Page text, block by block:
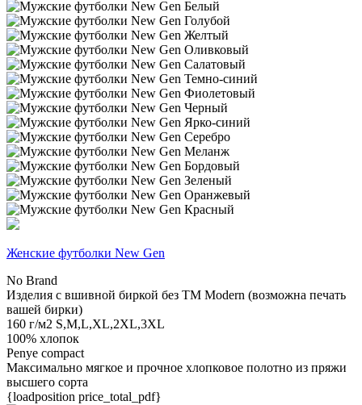
Женские футболки New Gen
No Brand
Изделия с вшивной биркой без TM Modern (возможна печать
вашей бирки)
160 г/м2 S,M,L,XL,2XL,3XL
100% хлопок
Penye compact
Максимально мягкое и прочное хлопковое полотно из пряжи
высшего сорта
{loadposition price_total_pdf}